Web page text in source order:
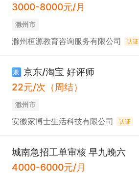
3000-8000元/月
滁州市
滁州桓源教育咨询服务有限公司 认证
兼 京东/淘宝 好评师
22元/次（周结）
滁州市
安徽家博士生活科技有限公司 认证
城南急招工单审核 早九晚六
4000-6000元/月